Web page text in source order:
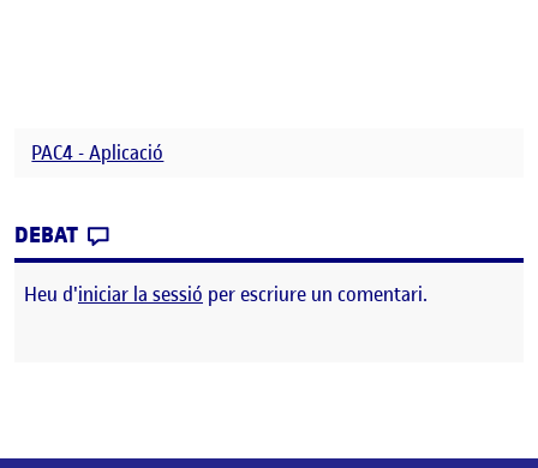
PAC4 - Aplicació
DEBAT
Heu d'iniciar la sessió per escriure un comentari.